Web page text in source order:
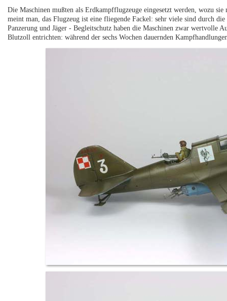
Die Maschinen mußten als Erdkampfflugzeuge eingesetzt werden, wozu
meint man, das Flugzeug ist eine fliegende Fackel: sehr viele sind durch
Panzerung und Jäger - Begleitschutz haben die Maschinen zwar wertvolle
Blutzoll entrichten: während der sechs Wochen dauernden